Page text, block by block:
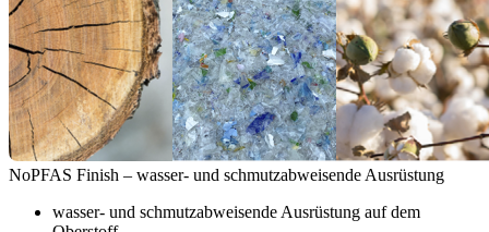
NoPFAS Finish – wasser- und schmutzabweisende Ausrüstung
wasser- und schmutzabweisende Ausrüstung auf dem